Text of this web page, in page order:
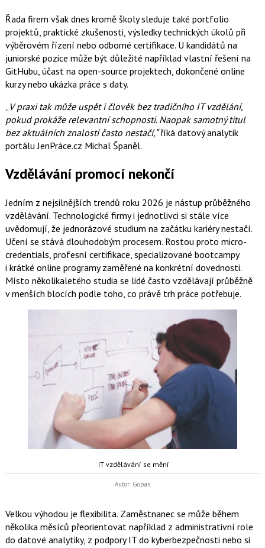
Řada firem však dnes kromě školy sleduje také portfolio
projektů, praktické zkušenosti, výsledky technických úkolů při
výběrovém řízení nebo odborné certifikace. U kandidátů na
juniorské pozice může být důležité například vlastní řešení na
GitHubu, účast na open-source projektech, dokončené online
kurzy nebo ukázka práce s daty.
V praxi tak může uspět i člověk bez tradičního IT vzdělání,
pokud prokáže relevantní schopnosti. Naopak samotný titul
bez aktuálních znalostí často nestačí,“říká datový analytik
portálu JenPráce.cz Michal Španěl.
Vzdělávání promocí nekončí
Jedním z nejsilnějších trendů roku 2026 je nástup průběžného
vzdělávání. Technologické firmy i jednotlivci si stále více
uvědomují, že jednorázové studium na začátku kariéry nestačí.
Učení se stává dlouhodobým procesem. Rostou proto micro-
credentials, profesní certifikace, specializované bootcampy
i krátké online programy zaměřené na konkrétní dovednosti.
Místo několikaletého studia se lidé často vzdělávají průběžně
v menších blocích podle toho, co právě trh práce potřebuje.
IT vzdělávání se mění
Autor: Gopas
Velkou výhodou je flexibilita. Zaměstnanec se může během
několika měsíců přeorientovat například z administrativní role
do datové analytiky, z podpory IT do kyberbezpečnosti nebo si